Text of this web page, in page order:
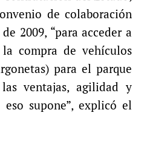
de colaboración
2009, “para acceder a
compra de vehículos
para el parque
ventajas, agilidad y
supone”, explicó el